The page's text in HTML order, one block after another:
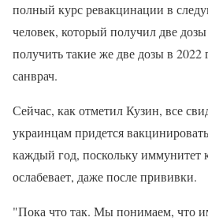
полный курс ревакцинации в
человек, который получил две
получить такие же две дозы в
санврач.
Сейчас, как отметил Кузин, все
украинцам придется
каждый год, поскольку иммунитет
ослабевает, даже после прививки.
"Пока что так. Мы понимаем, что